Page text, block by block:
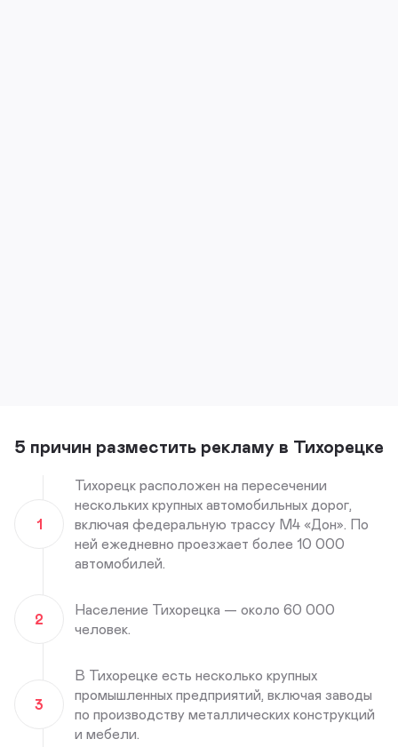
5 причин разместить рекламу в Тихорецке
1
Тихорецк расположен на пересечении
нескольких крупных автомобильных дорог,
включая федеральную трассу М4 «Дон». По
ней ежедневно проезжает более 10 000
автомобилей.
2
Население Тихорецка — около 60 000
человек.
3
В Тихорецке есть несколько крупных
промышленных предприятий, включая заводы
по производству металлических конструкций
и мебели.